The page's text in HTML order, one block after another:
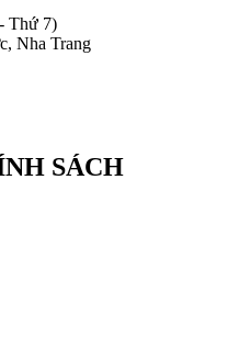
Thứ 7)
Nha Trang
SÁCH